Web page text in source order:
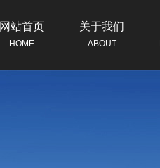
网站首页
HOME
关于我们
ABOUT